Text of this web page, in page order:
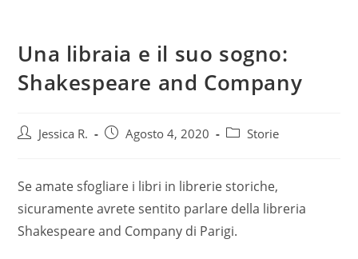
Una libraia e il suo sogno:
Shakespeare and Company
PostJessica R.
PostAgosto 4, 2020
PostStorie
Se amate sfogliare i libri in librerie storiche,
sicuramente avrete sentito parlare della libreria
Shakespeare and Company di Parigi.